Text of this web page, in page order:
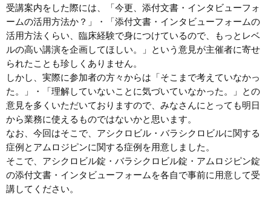
受講案内をした際には、「今更、添付文書・インタビューフォ
ームの活用方法か？」・「添付文書・インタビューフォームの
活用方法くらい、臨床経験で身につけているので、もっとレベ
ルの高い講演を企画してほしい。」という意見が主催者に寄せ
られたことも珍しくありません。
しかし、実際に参加者の方々からは「そこまで考えていなかっ
た。」・「理解していないことに気づいていなかった。」との
意見を多くいただいておりますので、みなさんにとっても明日
から業務に使えるものではないかと思います。
なお、今回はそこで、アシクロビル・バラシクロビルに関する
症例とアムロジピンに関する症例を用意しました。
そこで、アシクロビル錠・バラシクロビル錠・アムロジピン錠
の添付文書・インタビューフォームを各自で事前に用意して受
講してください。